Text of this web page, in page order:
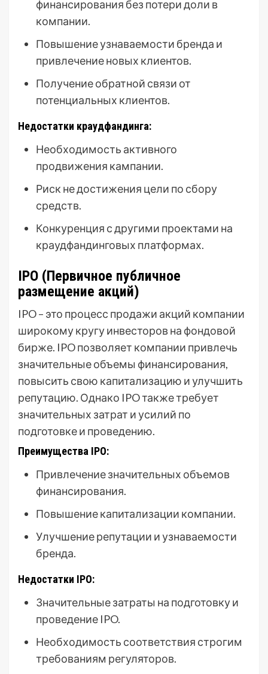
финансирования без потери доли в
компании.
Повышение узнаваемости бренда и
привлечение новых клиентов.
Получение обратной связи от
потенциальных клиентов.
Недостатки краудфандинга:
Необходимость активного
продвижения кампании.
Риск не достижения цели по сбору
средств.
Конкуренция с другими проектами на
краудфандинговых платформах.
IPO (Первичное публичное
размещение акций)
IPO – это процесс продажи акций компании
широкому кругу инвесторов на фондовой
бирже. IPO позволяет компании привлечь
значительные объемы финансирования,
повысить свою капитализацию и улучшить
репутацию. Однако IPO также требует
значительных затрат и усилий по
подготовке и проведению.
Преимущества IPO:
Привлечение значительных объемов
финансирования.
Повышение капитализации компании.
Улучшение репутации и узнаваемости
бренда.
Недостатки IPO:
Значительные затраты на подготовку и
проведение IPO.
Необходимость соответствия строгим
требованиям регуляторов.